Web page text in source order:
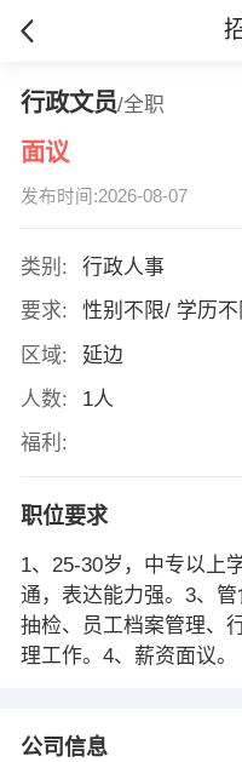
行政文员/全职
面议
发布时间:2026-08-07
类别:
行政人事
要求:
性别不限/ 学历
区域:
延边
人数:
1人
福利:
职位要求
1、25-30岁，中专以上
通，表达能力强。3、
抽检、员工档案管理、
理工作。4、薪资面议。
公司信息